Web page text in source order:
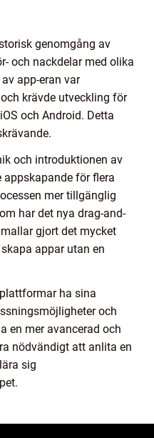
genomgång av
och nackdelar med olika
app-eran var
krävde utveckling för
och Android. Detta
och introduktionen av
för flera
mer tillgänglig
har det nya drag-and-
gjort det mycket
appar utan en
ha sina
och
en mer avancerad och
nödvändigt att anlita en
sig